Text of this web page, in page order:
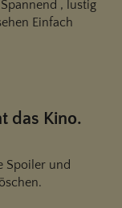
, lustig
Einfach
das Kino.
Spoiler und